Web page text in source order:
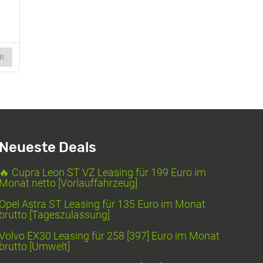
Deals
Cupra Leon ST VZ Leasing für 199 Euro im
netto [Vorlauffahrzeug]
Astra ST Leasing für 135 Euro im Monat
[Tageszulassung]
EX30 Leasing für 258 [397] Euro im Monat
[Umwelt]